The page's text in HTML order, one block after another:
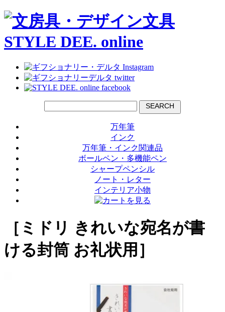
SEARCH
万年筆
インク
万年筆・インク関連品
ボールペン・多機能ペン
シャープペンシル
ノート・レター
インテリア小物
［ミドリ きれいな宛名が書
ける封筒 お礼状用］